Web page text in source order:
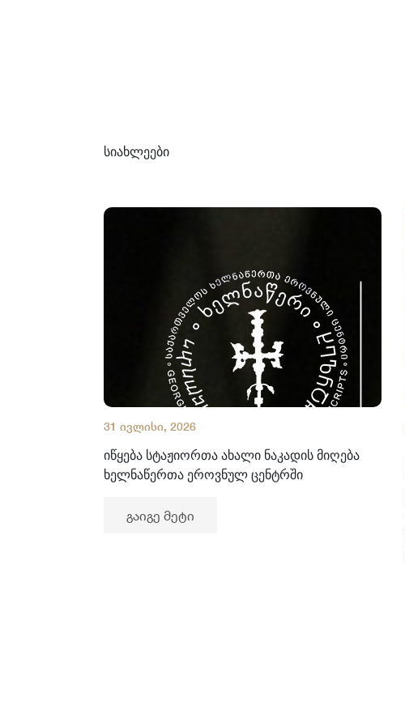
სიახლეები
31 ივლისი, 2026
იწყება სტაჟიორთა ახალი ნაკადის მიღება
ხელნაწერთა ეროვნულ ცენტრში
გაიგე მეტი